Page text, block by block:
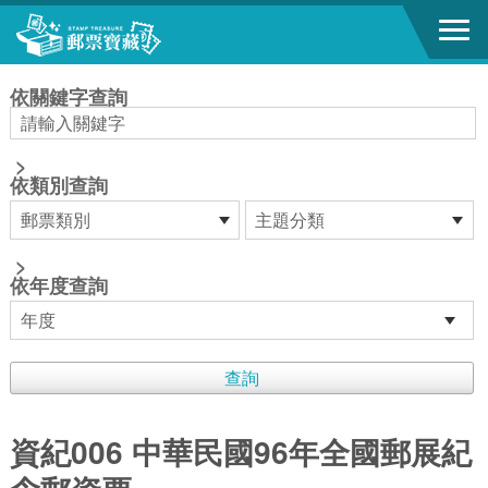
跳到主要內容區塊
依關鍵字查詢
>
依類別查詢
>
依年度查詢
資紀006 中華民國96年全國郵展紀